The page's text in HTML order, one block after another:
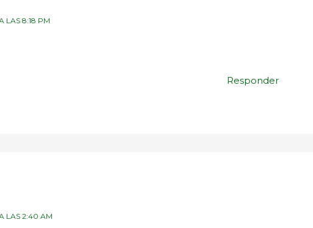
LAS 8:18 PM
Responder
LAS 2:40 AM